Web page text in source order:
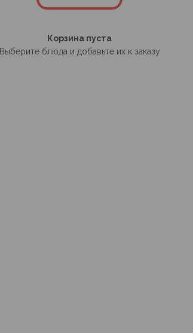
Корзина пуста
Выберите блюда и добавьте их к заказу